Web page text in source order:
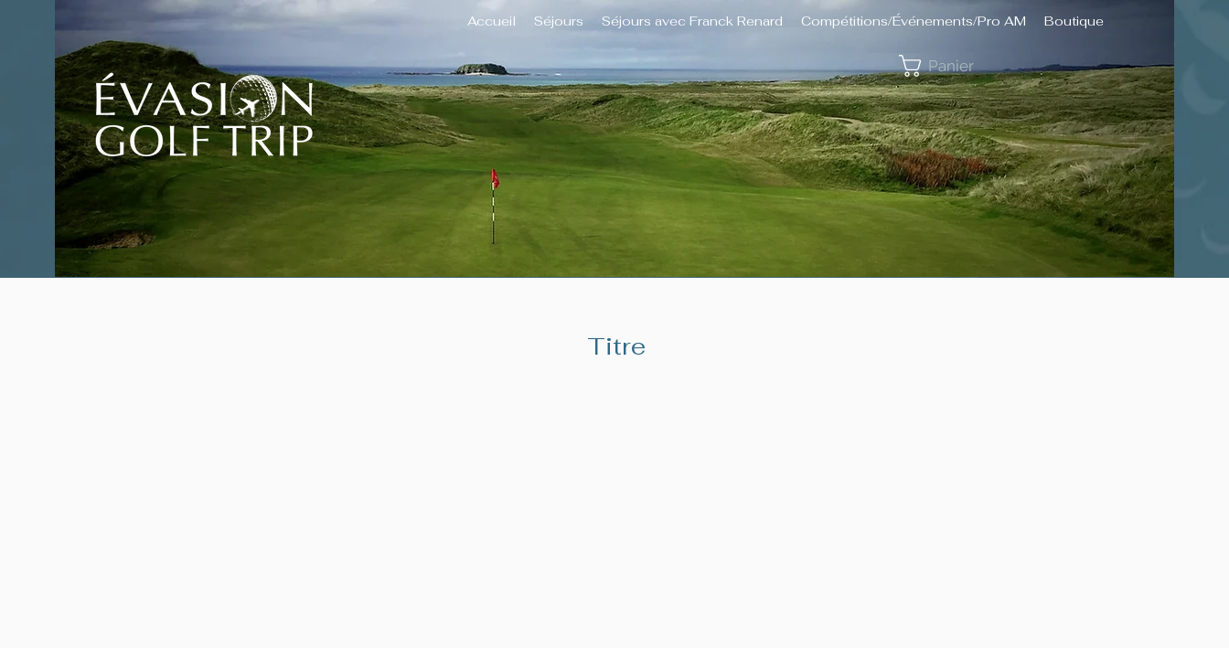
Accueil Séjours Séjours avec Franck Renard Compétitions/Événements/Pro AM Boutique
Panier
Titre